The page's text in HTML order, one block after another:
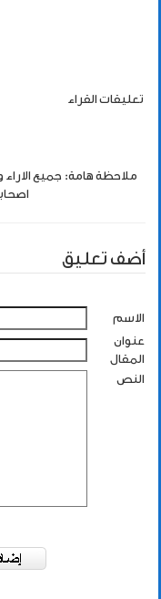
تعليقات القراء
ملاحظة هامة: جميع
أضف تعليق
الاسم
عنوان
المقال
النص